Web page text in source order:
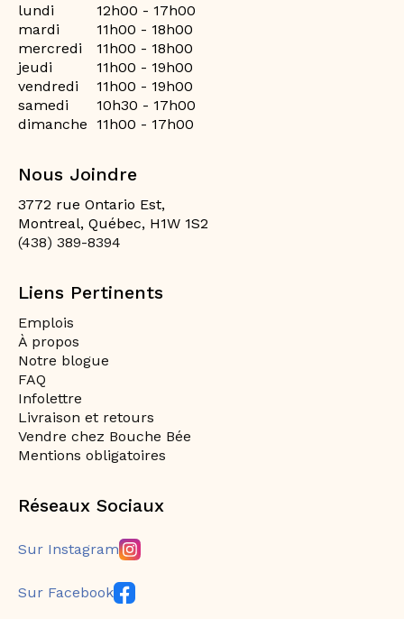
lundi
12h00 - 17h00
mardi
11h00 - 18h00
mercredi
11h00 - 18h00
jeudi
11h00 - 19h00
vendredi
11h00 - 19h00
samedi
10h30 - 17h00
dimanche
11h00 - 17h00
Nous Joindre
3772 rue Ontario Est,
Montreal, Québec, H1W 1S2
(438) 389-8394
Liens Pertinents
Emplois
À propos
Notre blogue
FAQ
Infolettre
Livraison et retours
Vendre chez Bouche Bée
Mentions obligatoires
Réseaux Sociaux
Sur Instagram
Sur Facebook